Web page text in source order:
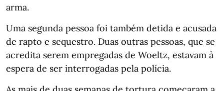
arma.
Uma segunda pessoa foi também detida e acusada
de rapto e sequestro. Duas outras pessoas, que se
acredita serem empregadas de Woeltz, estavam à
espera de ser interrogadas pela polícia.